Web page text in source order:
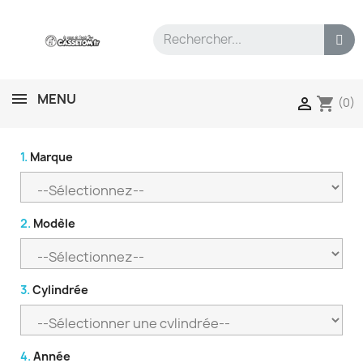
MENU  shopping_cart (0)
1. Marque
2. Modèle
3. Cylindrée
4. Année